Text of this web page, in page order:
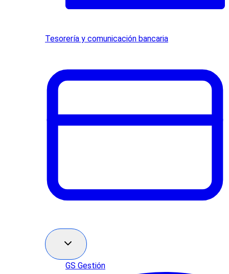
Tesorería y comunicación bancaria
GS Gestión